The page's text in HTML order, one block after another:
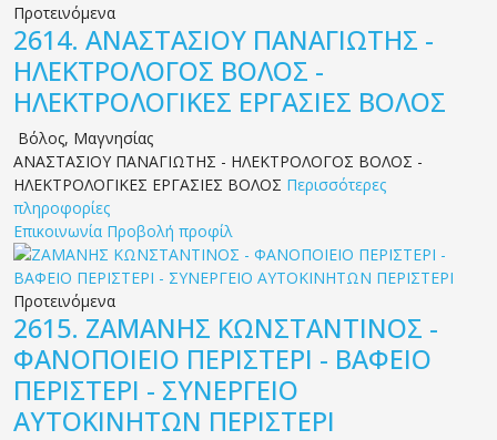
Προτεινόμενα
2614. ΑΝΑΣΤΑΣΙΟΥ ΠΑΝΑΓΙΩΤΗΣ -
ΗΛΕΚΤΡΟΛΟΓΟΣ ΒΟΛΟΣ -
ΗΛΕΚΤΡΟΛΟΓΙΚΕΣ ΕΡΓΑΣΙΕΣ ΒΟΛΟΣ
Βόλος, Μαγνησίας
ΑΝΑΣΤΑΣΙΟΥ ΠΑΝΑΓΙΩΤΗΣ - ΗΛΕΚΤΡΟΛΟΓΟΣ ΒΟΛΟΣ -
ΗΛΕΚΤΡΟΛΟΓΙΚΕΣ ΕΡΓΑΣΙΕΣ ΒΟΛΟΣ Περισσότερες
πληροφορίες
Επικοινωνία Προβολή προφίλ
Προτεινόμενα
2615. ΖΑΜΑΝΗΣ ΚΩΝΣΤΑΝΤΙΝΟΣ -
ΦΑΝΟΠΟΙΕΙΟ ΠΕΡΙΣΤΕΡΙ - ΒΑΦΕΙΟ
ΠΕΡΙΣΤΕΡΙ - ΣΥΝΕΡΓΕΙΟ
ΑΥΤΟΚΙΝΗΤΩΝ ΠΕΡΙΣΤΕΡΙ